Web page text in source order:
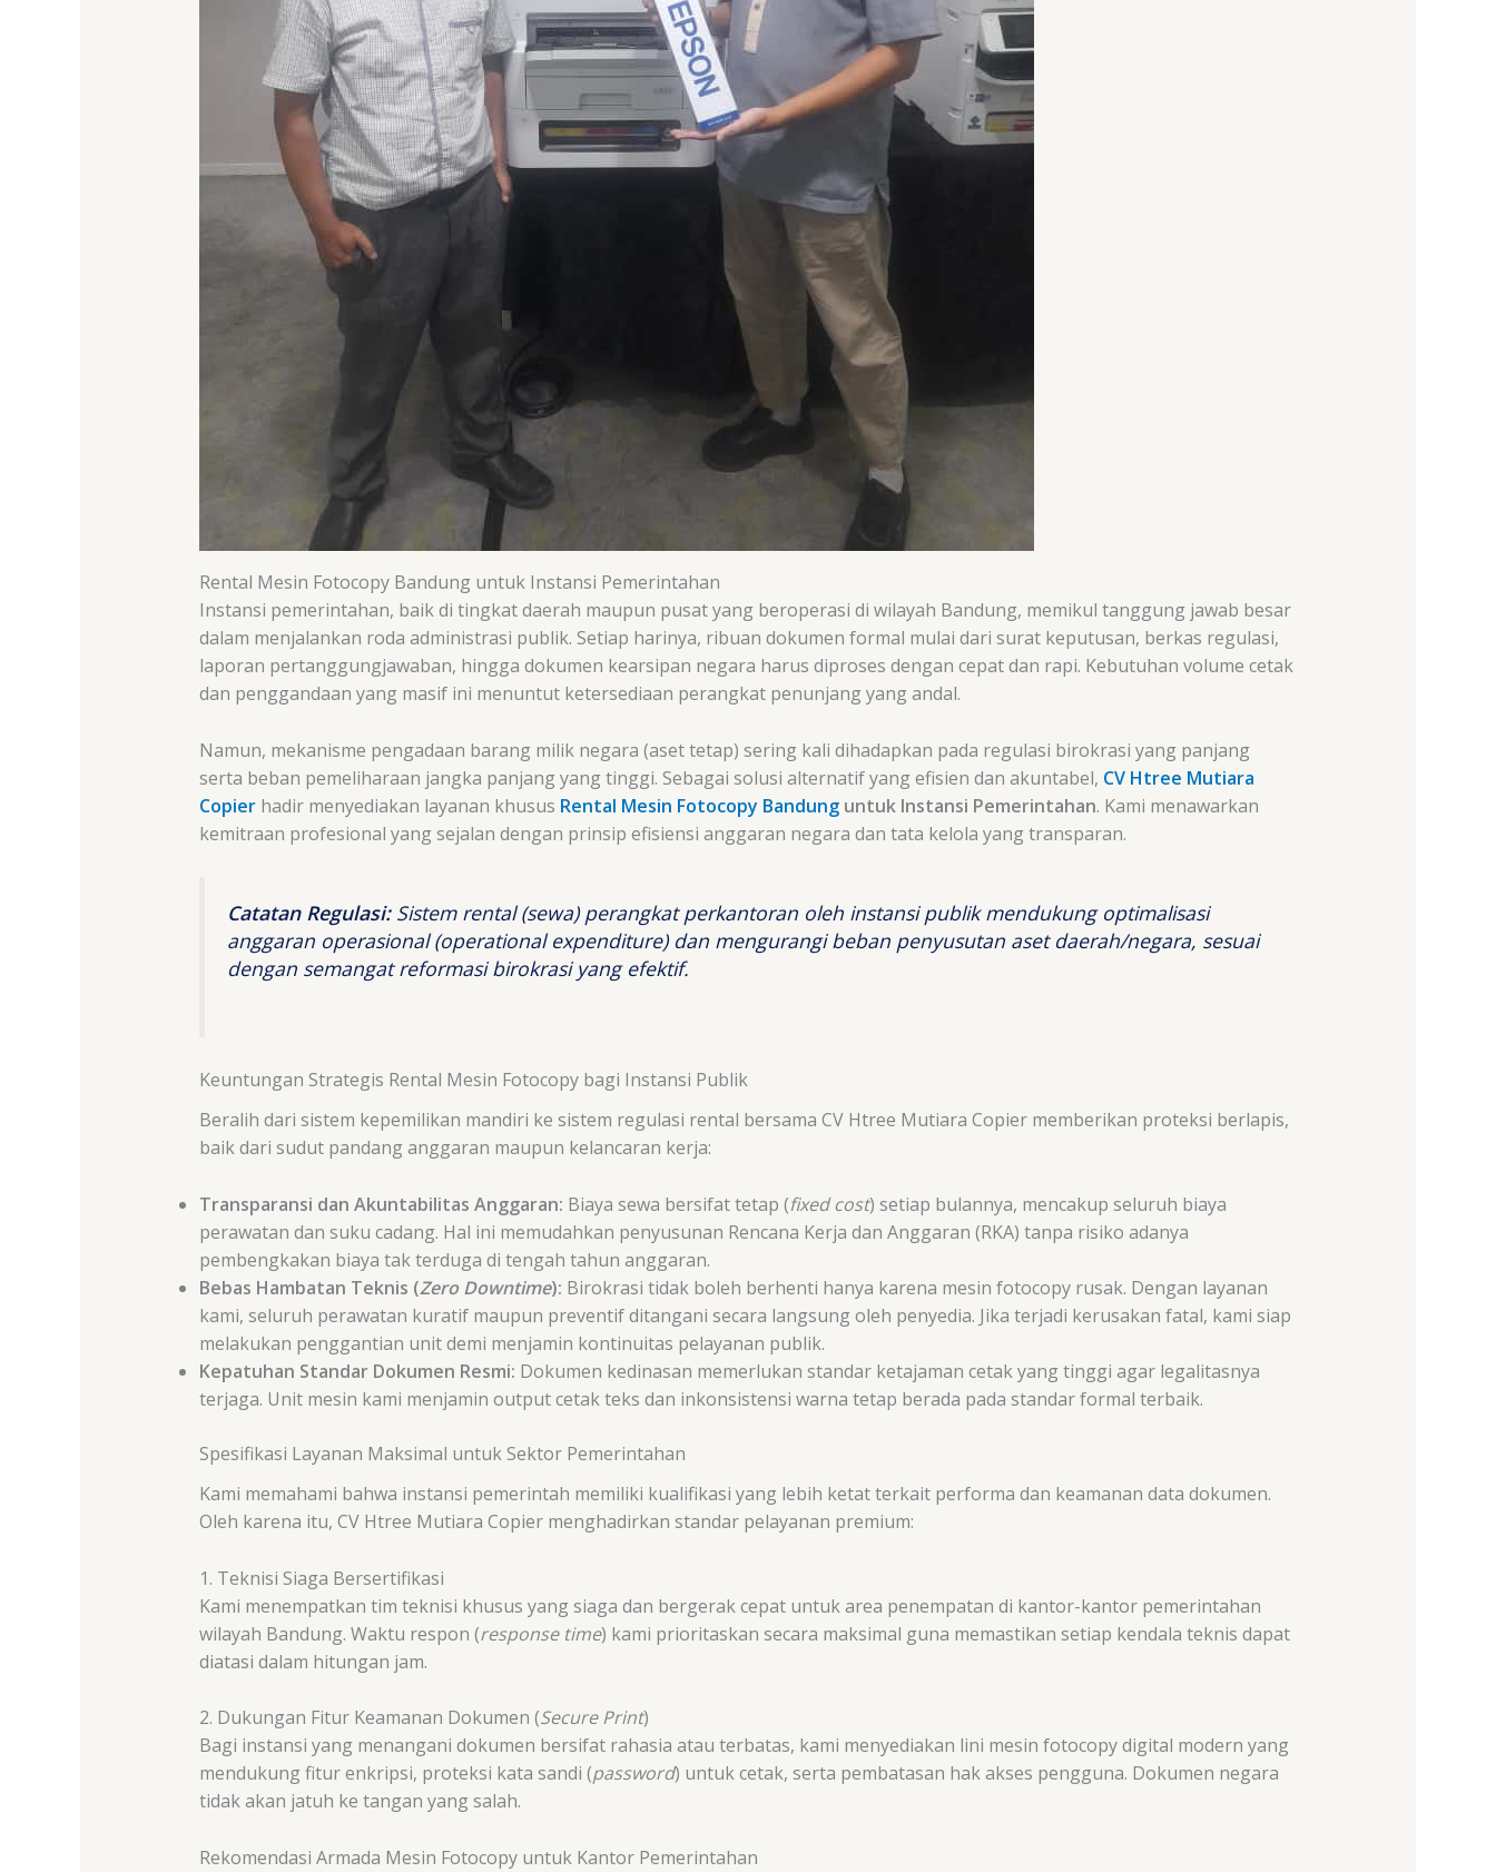
Rental Mesin Fotocopy Bandung untuk Instansi Pemerintahan
Instansi pemerintahan, baik di tingkat daerah maupun pusat yang beroperasi di wilayah Bandung, memikul tanggung jawab besar
dalam menjalankan roda administrasi publik. Setiap harinya, ribuan dokumen formal mulai dari surat keputusan, berkas regulasi,
laporan pertanggungjawaban, hingga dokumen kearsipan negara harus diproses dengan cepat dan rapi. Kebutuhan volume cetak
dan penggandaan yang masif ini menuntut ketersediaan perangkat penunjang yang andal.
Namun, mekanisme pengadaan barang milik negara (aset tetap) sering kali dihadapkan pada regulasi birokrasi yang panjang
serta beban pemeliharaan jangka panjang yang tinggi. Sebagai solusi alternatif yang efisien dan akuntabel, CV Htree Mutiara
Copierhadir menyediakan layanan khusus Rental Mesin Fotocopy Bandunguntuk Instansi Pemerintahan. Kami menawarkan
kemitraan profesional yang sejalan dengan prinsip efisiensi anggaran negara dan tata kelola yang transparan.
Catatan Regulasi:Sistem rental (sewa) perangkat perkantoran oleh instansi publik mendukung optimalisasi
anggaran operasional (operational expenditure) dan mengurangi beban penyusutan aset daerah/negara, sesuai
dengan semangat reformasi birokrasi yang efektif.
Keuntungan Strategis Rental Mesin Fotocopy bagi Instansi Publik
Beralih dari sistem kepemilikan mandiri ke sistem regulasi rental bersama CV Htree Mutiara Copier memberikan proteksi berlapis,
baik dari sudut pandang anggaran maupun kelancaran kerja:
Transparansi dan Akuntabilitas Anggaran: Biaya sewa bersifat tetap (fixed cost) setiap bulannya, mencakup seluruh biaya
perawatan dan suku cadang. Hal ini memudahkan penyusunan Rencana Kerja dan Anggaran (RKA) tanpa risiko adanya
pembengkakan biaya tak terduga di tengah tahun anggaran.
Bebas Hambatan Teknis (Zero Downtime): Birokrasi tidak boleh berhenti hanya karena mesin fotocopy rusak. Dengan layanan
kami, seluruh perawatan kuratif maupun preventif ditangani secara langsung oleh penyedia. Jika terjadi kerusakan fatal, kami siap
melakukan penggantian unit demi menjamin kontinuitas pelayanan publik.
Kepatuhan Standar Dokumen Resmi: Dokumen kedinasan memerlukan standar ketajaman cetak yang tinggi agar legalitasnya
terjaga. Unit mesin kami menjamin output cetak teks dan inkonsistensi warna tetap berada pada standar formal terbaik.
Spesifikasi Layanan Maksimal untuk Sektor Pemerintahan
Kami memahami bahwa instansi pemerintah memiliki kualifikasi yang lebih ketat terkait performa dan keamanan data dokumen.
Oleh karena itu, CV Htree Mutiara Copier menghadirkan standar pelayanan premium:
1. Teknisi Siaga Bersertifikasi
Kami menempatkan tim teknisi khusus yang siaga dan bergerak cepat untuk area penempatan di kantor-kantor pemerintahan
wilayah Bandung. Waktu respon (response time) kami prioritaskan secara maksimal guna memastikan setiap kendala teknis dapat
diatasi dalam hitungan jam.
2. Dukungan Fitur Keamanan Dokumen (Secure Print)
Bagi instansi yang menangani dokumen bersifat rahasia atau terbatas, kami menyediakan lini mesin fotocopy digital modern yang
mendukung fitur enkripsi, proteksi kata sandi (password) untuk cetak, serta pembatasan hak akses pengguna. Dokumen negara
tidak akan jatuh ke tangan yang salah.
Rekomendasi Armada Mesin Fotocopy untuk Kantor Pemerintahan